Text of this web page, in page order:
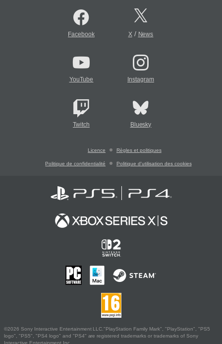
Facebook X/ News
YouTube Instagram
Twitch Bluesky
Licence Règles et politiques
Politique de confidentialité Politique d'utilisation des cookies
©2026 Sony Interactive Entertainment LLC."PlayStation Family Mark", "PlayStation", "PS5
logo", "PS5", "PS4 logo" and "PS4" are registered trademarks or trademarks of Sony
Interactive Entertainment Inc.